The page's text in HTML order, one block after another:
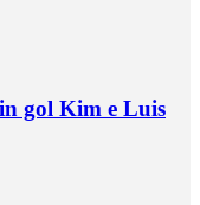
gol Kim e Luis